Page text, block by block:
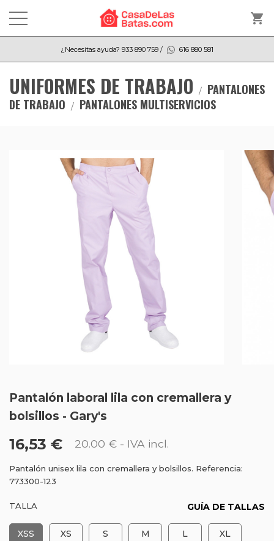
shopping_cart
¿Necesitas ayuda? 933 890 759 / 616 880 581
UNIFORMES DE TRABAJO
PANTALONES
DE TRABAJO
PANTALONES MULTISERVICIOS
Pantalón laboral lila con cremallera y
bolsillos - Gary's
16,53 € 20.00 € - IVA incl.
Pantalón unisex lila con cremallera y bolsillos. Referencia:
773300-123
TALLA GUÍA DE TALLAS
XSS XS S M L XL